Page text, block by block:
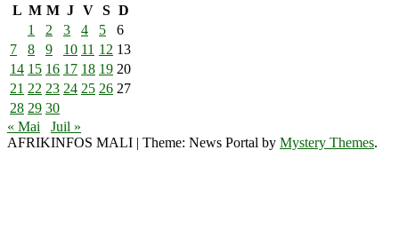
L M M J V S D
1
2 3 4 5
6
7
8 9 10 11 12 13
14 15 16 17 18 19 20
21 22 23 24 25 26 27
28 29 30
« Mai
Juil »
AFRIKINFOS MALI | Theme: News Portal by Mystery Themes.